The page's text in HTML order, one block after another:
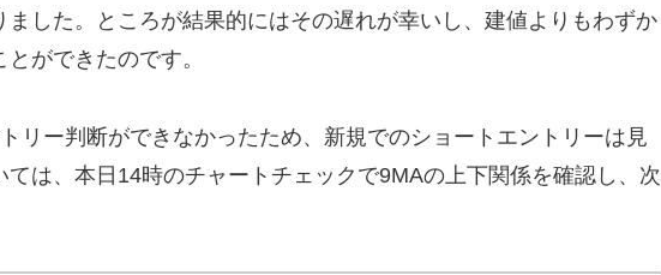
ました。ところが結果的にはその遅れが幸いし、建値よりもわずか
ができたのです。
リー判断ができなかったため、新規でのショートエントリーは見
は、本日14時のチャートチェックで9MAの上下関係を確認し、次